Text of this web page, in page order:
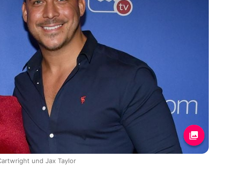
und Jax Taylor